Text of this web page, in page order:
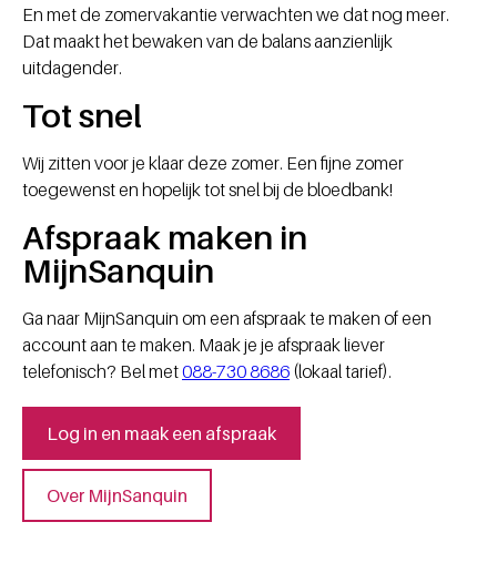
En met de zomervakantie verwachten we dat nog meer.
Dat maakt het bewaken van de balans aanzienlijk
uitdagender.
Tot snel
Wij zitten voor je klaar deze zomer. Een fijne zomer
toegewenst en hopelijk tot snel bij de bloedbank!
Afspraak maken in
MijnSanquin
Ga naar MijnSanquin om een afspraak te maken of een
account aan te maken. Maak je je afspraak liever
telefonisch? Bel met088-730 8686 (lokaal tarief).
Log in en maak een afspraak
Over MijnSanquin